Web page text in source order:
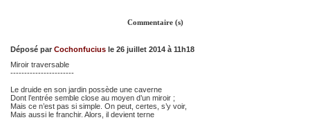
Commentaire (s)
Déposé par Cochonfucius le 26 juillet 2014 à 11h18
Miroir traversable
-----------------------
Le druide en son jardin possède une caverne
Dont l’entrée semble close au moyen d’un miroir ;
Mais ce n’est pas si simple. On peut, certes, s’y voir,
Mais aussi le franchir. Alors, il devient terne